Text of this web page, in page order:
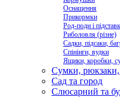
Оснащення
Прикормки
Род-поди і
Риболовля (різне)
Садки, підсаки,
Спінінги, вудки
Ящики, коробки,
Сумки, рюкзаки,
Сад та город
Слюсарний та